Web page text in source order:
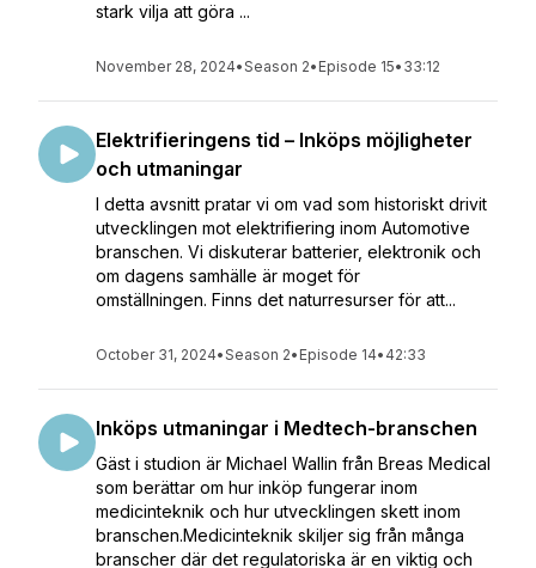
stark vilja att göra ...
November 28, 2024•Season 2• Episode 15• 33:12
Elektrifieringens tid – Inköps möjligheter
och utmaningar
I detta avsnitt pratar vi om vad som historiskt drivit
utvecklingen mot elektrifiering inom Automotive
branschen. Vi diskuterar batterier, elektronik och
om dagens samhälle är moget för
omställningen. Finns det naturresurser för att...
October 31, 2024•Season 2• Episode 14• 42:33
Inköps utmaningar i Medtech-branschen
Gäst i studion är Michael Wallin från Breas Medical
som berättar om hur inköp fungerar inom
medicinteknik och hur utvecklingen skett inom
branschen.Medicinteknik skiljer sig från många
branscher där det regulatoriska är en viktig och